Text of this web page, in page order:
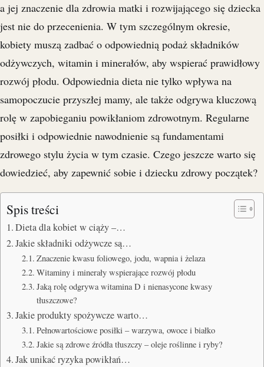
a jej znaczenie dla zdrowia matki i rozwijającego się dziecka
jest nie do przecenienia. W tym szczególnym okresie,
kobiety muszą zadbać o odpowiednią podaż składników
odżywczych, witamin i minerałów, aby wspierać prawidłowy
rozwój płodu. Odpowiednia dieta nie tylko wpływa na
samopoczucie przyszłej mamy, ale także odgrywa kluczową
rolę w zapobieganiu powikłaniom zdrowotnym. Regularne
posiłki i odpowiednie nawodnienie są fundamentami
zdrowego stylu życia w tym czasie. Czego jeszcze warto się
dowiedzieć, aby zapewnić sobie i dziecku zdrowy początek?
Spis treści
Dieta dla kobiet w ciąży –…
Jakie składniki odżywcze są…
Znaczenie kwasu foliowego, jodu, wapnia i żelaza
Witaminy i minerały wspierające rozwój płodu
Jaką rolę odgrywa witamina D i nienasycone kwasy
tłuszczowe?
Jakie produkty spożywcze warto…
Pełnowartościowe posiłki – warzywa, owoce i białko
Jakie są zdrowe źródła tłuszczy – oleje roślinne i ryby?
Jak unikać ryzyka powikłań…